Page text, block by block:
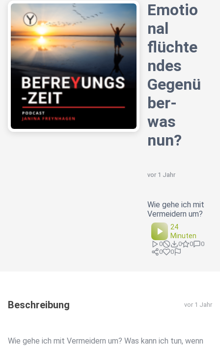
Emotio
nal
flüchte
ndes
Gegenü
ber-
was
nun?
vor 1 Jahr
Wie gehe ich mit
Vermeidern um?
24
Minuten
0 0 0
0
0
0
Beschreibung vor 1 Jahr
Wie gehe ich mit Vermeidern um? Was kann ich tun, wenn